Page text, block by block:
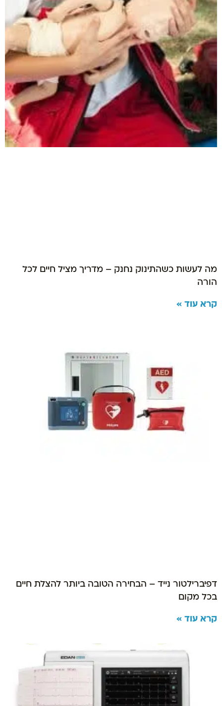
מה לעשות כשהתינוק נחנק – מדריך מציל חיים לכל
הורה
קרא עוד »
דפיברילטור נייד – הבחירה הטובה ביותר להצלת חיים
בכל מקום
קרא עוד »